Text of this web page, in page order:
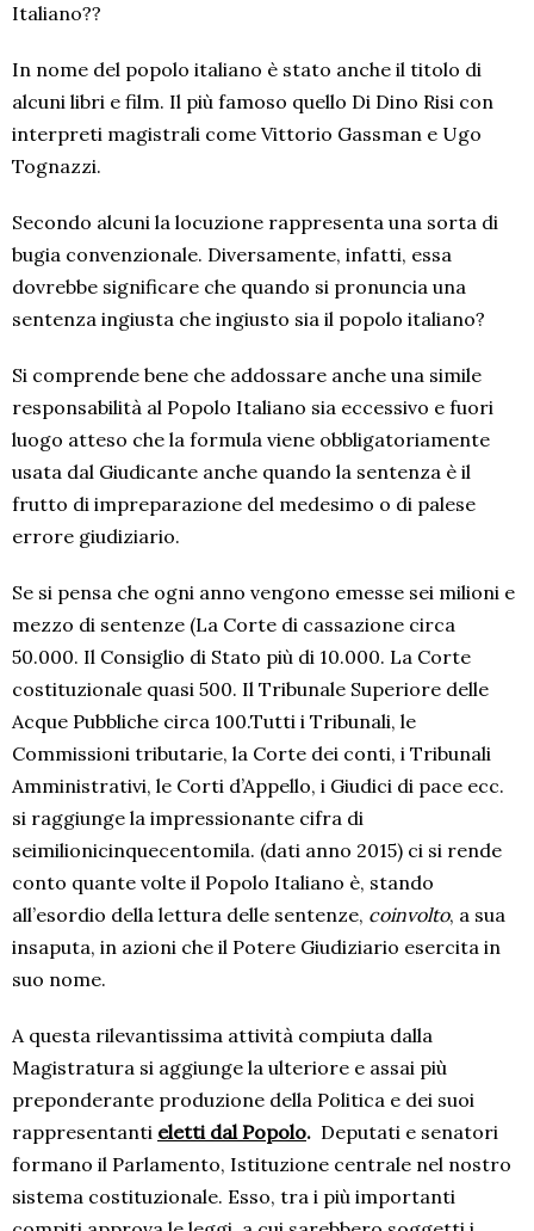
Italiano??
In nome del popolo italiano è stato anche il titolo di
alcuni libri e film. Il più famoso quello Di Dino Risi con
interpreti magistrali come Vittorio Gassman e Ugo
Tognazzi.
Secondo alcuni la locuzione rappresenta una sorta di
bugia convenzionale. Diversamente, infatti, essa
dovrebbe significare che quando si pronuncia una
sentenza ingiusta che ingiusto sia il popolo italiano?
Si comprende bene che addossare anche una simile
responsabilità al Popolo Italiano sia eccessivo e fuori
luogo atteso che la formula viene obbligatoriamente
usata dal Giudicante anche quando la sentenza è il
frutto di impreparazione del medesimo o di palese
errore giudiziario.
Se si pensa che ogni anno vengono emesse sei milioni e
mezzo di sentenze (La Corte di cassazione circa
50.000. Il Consiglio di Stato più di 10.000. La Corte
costituzionale quasi 500. Il Tribunale Superiore delle
Acque Pubbliche circa 100.Tutti i Tribunali, le
Commissioni tributarie, la Corte dei conti, i Tribunali
Amministrativi, le Corti d’Appello, i Giudici di pace ecc.
si raggiunge la impressionante cifra di
seimilionicinquecentomila. (dati anno 2015) ci si rende
conto quante volte il Popolo Italiano è, stando
all’esordio della lettura delle sentenze, coinvolto, a sua
insaputa, in azioni che il Potere Giudiziario esercita in
suo nome.
A questa rilevantissima attività compiuta dalla
Magistratura si aggiunge la ulteriore e assai più
preponderante produzione della Politica e dei suoi
rappresentanti eletti dal Popolo. Deputati e senatori
formano il Parlamento, Istituzione centrale nel nostro
sistema costituzionale. Esso, tra i più importanti